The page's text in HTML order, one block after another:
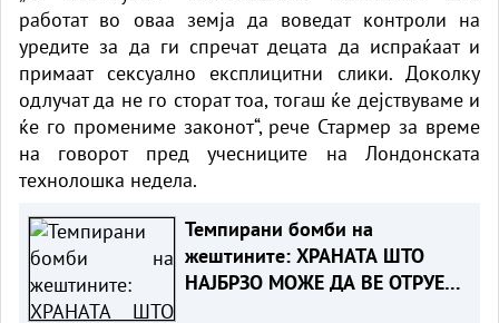
работат во оваа земја да воведат контроли на
уредите за да ги спречат децата да испраќаат и
примаат сексуално експлицитни слики. Доколку
одлучат да не го сторат тоа, тогаш ќе дејствуваме и
ќе го промениме законот“, рече Стармер за време
на говорот пред учесниците на Лондонската
технолошка недела.
Темпирани бомби на
жештините: ХРАНАТА ШТО
НАЈБРЗО МОЖЕ ДА ВЕ ОТРУЕ